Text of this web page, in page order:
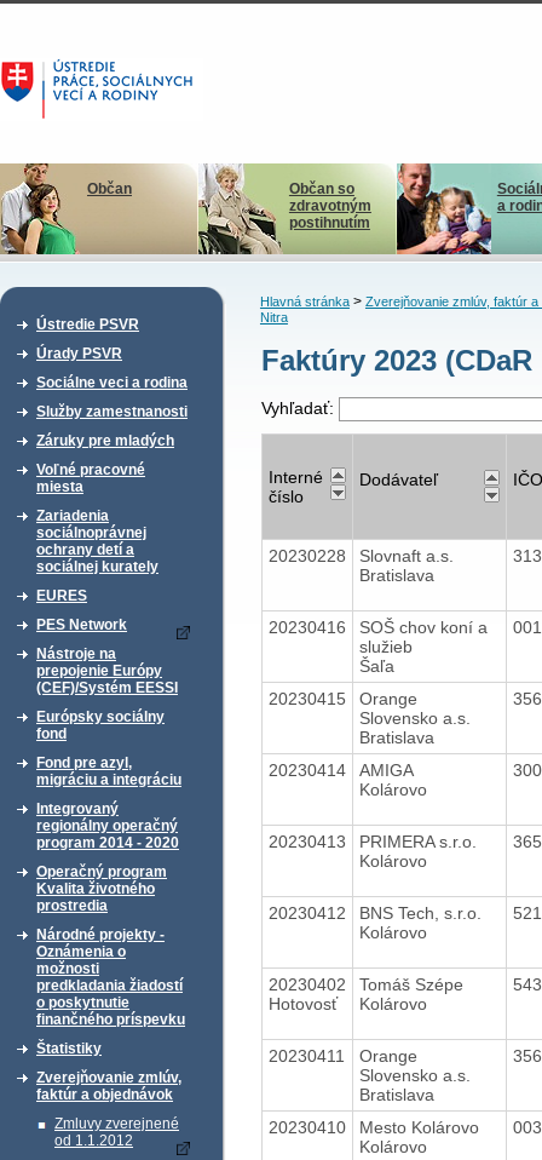
Občan
Občan so
zdravotným
postihnutím
a
Ústredie PSVR
Úrady PSVR
Sociálne veci a rodina
Služby zamestnanosti
Záruky pre mladých
Voľné pracovné
miesta
Zariadenia
sociálnoprávnej
ochrany detí a
sociálnej kurately
EURES
PES Network
Nástroje na
prepojenie Európy
(CEF)/Systém EESSI
Európsky sociálny
fond
Fond pre azyl,
migráciu a integráciu
Integrovaný
regionálny operačný
program 2014 - 2020
Operačný program
Kvalita životného
prostredia
Národné projekty -
Oznámenia o
možnosti
predkladania žiadostí
o poskytnutie
finančného príspevku
Štatistiky
Zverejňovanie zmlúv,
faktúr a objednávok
Zmluvy zverejnené
od 1.1.2012
Hlavná stránka> Zverejňovanie zmlúv, faktúr a
Nitra
Faktúry 2023
Vyhľadať:
Interné
číslo
Dodávateľ IČO
20230228
Slovnaft a.s.
Bratislava
20230416
SOŠ chov koní a
služieb
Šaľa
20230415
Orange
Slovensko a.s.
Bratislava
20230414
AMIGA
Kolárovo
20230413
PRIMERA s.r.o.
Kolárovo
20230412
BNS Tech, s.r.o.
Kolárovo
20230402
Hotovosť
Tomáš Szépe
Kolárovo
20230411
Orange
Slovensko a.s.
Bratislava
20230410
Mesto Kolárovo
Kolárovo